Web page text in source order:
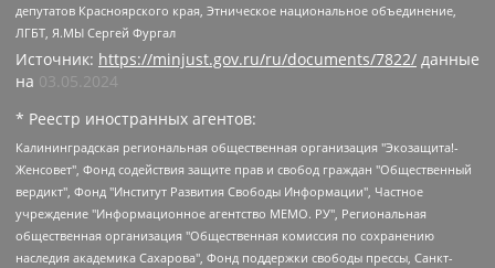
депутатов Красноярского края, Этническое национальное объединение,
ЛГБТ, Я.МЫ Сергей Фургал
Источник: https://minjust.gov.ru/ru/documents/7822/ данные
на 03.05.2024
* Реестр иностранных агентов:
Калининградская региональная общественная организация "Экозащита!-Женсовет", Фонд содействия защите прав и свобод граждан "Общественный вердикт", Фонд "Институт Развития Свободы Информации", Частное учреждение "Информационное агентство МЕМО. РУ", Региональная общественная организация "Общественная комиссия по сохранению наследия академика Сахарова", Фонд поддержки свободы прессы, Санкт-Петербургская общественная правозащитная организация "Гражданский контроль", Межрегиональная общественная организация "Информационно-просветительский центр "Мемориал", Региональный Фонд "Центр Защиты Прав Средств Массовой Информации", с 05.12.2023 Фонд "Центр Защиты Прав Средств массовой информации", Региональная общественная благотворительная организация помощи беженцам и мигрантам "Гражданское содействие", Негосударственное образовательное учреждение дополнительного профессионального образования (повышение квалификации) специалистов "АКАДЕМИЯ ПО ПРАВАМ ЧЕЛОВЕКА", Свердловская региональная общественная организация "Сутяжник", Автономная некоммерческая организация "Центр независимых социологических исследований", Союз общественных объединений "Российский исследовательский центр по правам человека", Региональное общественное учреждение научно-информационный центр "МЕМОРИАЛ", Некоммерческая организация "Фонд защиты гласности", Автономная некоммерческая организация "Институт прав человека", Городская общественная организация "Екатеринбургское общество "МЕМОРИАЛ", Городская общественная организация "Рязанское историко-просветительское и правозащитное общество "Мемориал" (Рязанский Мемориал), Челябинский региональный орган общественной самодеятельности – женское общественное объединение "Женщины Евразии", Челябинский региональный орган общественной самодеятельности "Уральская правозащитная группа", Фонд содействия защите здоровья и социальной справедливости имени Андрея Рылькова, Автономная Некоммерческая Организация "Аналитический Центр Юрия Левады", Автономная некоммерческая организация социальной поддержки населения "Проект Апрель", Региональная общественная организация помощи женщинам и детям, находящимся в кризисной ситуации "Информационно-методический центр "Анна", Фонд содействия развитию массовых коммуникаций и правовому просвещению "Так-так-Так", Фонд содействия устойчивому развитию "Серебряная тайга", Свердловский региональный общественный фонд социальных проектов "Новое время", "Idel.Реалии", Кавказ.Реалии, Крым.Реалии, Телеканал Настоящее Время, Татаро-башкирская служба Радио Свобода (Azatliq Radiosi), Радио Свободная Европа/Радио Свобода (PCE/PC), "Сибирь.Реалии", "Фактограф", Благотворительный фонд помощи осужденным и их семьям, Автономная некоммерческая организация "Институт глобализации и социальных движений", Фонд "В защиту прав заключенных", Частное учреждение "Центр поддержки и содействия развитию средств массовой информации", Пензенский региональный общественный благотворительный фонд "Гражданский союз", "Север.Реалии", Некоммерческая организация Фонд "Правовая инициатива", Общество с ограниченной ответственностью "Радио Свободная Европа/Радио Свобода", Чешское информационное агентство "MEDIUM-ORIENT", Красноярская региональная общественная организация "Мы против СПИДа", Камалягин Денис Николаевич, Маркелов Сергей Евгеньевич, Пономарев Лев Александрович, Савицкая Людмила Алексеевна, Автономная некоммерческая организация "Центр по работе с проблемой насилия "НАСИЛИЮ.НЕТ", Межрегиональный профессиональный союз работников здравоохранения "Альянс врачей", Юридическое лицо, зарегистрированное в Латвийской Республике, SIA "Medusa Project" (регистрационный номер 40103797863, дата регистрации 10.06.2014), Некоммерческая организация "Фонд по борьбе с коррупцией", Автономная некоммерческая организация "Институт права и публичной политики", Баданин Роман Сергеевич, Гликин Максим Александрович, Железнова Мария Михайловна, Лукьянова Юлия Сергеевна, Маетная Елизавета Витальевна, Маняхин Петр Борисович, Чуракова Ольга Владимировна, Ярош Юлия Петровна, Юридическое лицо "The Insider SIA", зарегистрированное в Риге, Латвийская Республика (дата регистрации 26.06.2015), являющееся администратором доменного имени интернет-издания "The Insider SIA", https://theins.ru, Постернак Алексей Евгеньевич, Рубин Михаил Аркадьевич, Анин Роман Александрович, Юридическое лицо Istories fonds, зарегистрированное в Латвийской Республике (регистрационный номер 50008295751, дата регистрации 24.02.2020), Великовский Дмитрий Александрович, Долинина Ирина Николаевна, Мароховская Алеся Алексеевна, Шлейнов Роман Юрьевич, Шмагун Олеся Валентиновна, Общество с ограниченной ответственностью "Альтаир 2021", Общество с ограниченной ответственностью "Вега 2021", Общество с ограниченной ответственностью "Главный редактор 2021", Общество с ограниченной ответственностью "Ромашки монолит", Важенков Артем Валерьевич, Ивановская областная общественная организация "Центр гендерных исследований", Гурман Юрий Альбертович, Медиапроект "ОВД-Инфо", Егоров Владимир Владимирович, Жилинский Владимир Александрович, Общество с ограниченной ответственностью "ЗП", Иванова София Юрьевна, Карезина Инна Павловна, Кильтау Екатерина Викторовна, Петров Алексей Викторович, Пискунов Сергей Евгеньевич, Смирнов Сергей Сергеевич, Тихонов Михаил Сергеевич, Общество с ограниченной ответственностью "ЖУРНАЛИСТ-ИНОСТРАННЫЙ АГЕНТ", Арапова Галина Юрьевна, Вольтская Татьяна Анатольевна, Американская компания "Mason G.E.S. Anonymous Foundation" (США), являющаяся владельцем интернет-издания https://mnews.world/, Компания "Stichting Bellingcat", зарегистрированная в Нидерландах (дата регистрации 11.07.2018), Захаров Андрей Вячеславович, Клепиковская Екатерина Дмитриевна, Общество с ограниченной ответственностью "МЕМО", Перл Роман Александрович, Симонов Евгений Алексеевич, Соловьева Елена Анатольевна, Сотников Даниил Владимирович, Сурначева Елизавета Дмитриевна, Автономная некоммерческая организация по защите прав человека и информированию населения "Якутия – Наше Мнение", Общество с ограниченной ответственностью "Москоу диджитал медиа", с 26.01.2023 Общество с ограниченной ответственностью "Чайка Белые сады", Ветошкина Валерия Валерьевна, Заговора Максим Александрович, Межрегиональное общественное движение "Российская ЛГБТ - сеть", Оленичев Максим Владимирович, Павлов Иван Юрьевич, Скворцова Елена Сергеевна, Общество с ограниченной ответственностью "Как бы инагент", Кочетков Игорь Викторович, Общество с ограниченной ответственностью "Честные выборы", Еланчик Олег Александрович, Общество с ограниченной ответственностью "Нобелевский призыв", Гималова Регина Эмилевна, Григорьев Андрей Валерьевич, Григорьева Алина Александровна, Ассоциация по содействию защите прав призывников, альтернативнослужащих и военнослужащих "Правозащитная группа "Гражданин.Армия.Право", Хисамова Регина Фаритовна, Автономная некоммерческая организация по реализации социально-правовых программ "Лилит", Дальневосточное общественное движение "Маяк", Санкт-Петербургская ЛГБТ-инициативная группа "Выход", Инициативная группа ЛГБТ+ "Реверс", Алексеев Андрей Викторович, Бекбулатова Таисия Львовна, Беляев Иван Михайлович, Владыкина Елена Сергеевна, Гельман Марат Александрович, Никульшина Вероника Юрьевна, Толоконникова Надежда Андреевна, Шендерович Виктор Анатольевич, Общество с ограниченной ответственностью "Данное сообщение", Общество с ограниченной ответственностью Издательский дом "Новая глава", Айнбиндер Александра Александровна, Московский комьюнити-центр для ЛГБТ+инициатив, Благотворительный фонд развития филантропии, Deutsche Welle (Германия, Kurt-Schumacher-Strasse 3, 53113 Bonn), Борзунова Мария Михайловна, Воробьев Виктор Викторович, Голубева Анна Львовна, Константинова Алла Михайловна, Малкова Ирина Владимировна, Мурадов Мурад Абдулгалимович, Осетинская Елизавета Николаевна, Понасенков Евгений Николаевич, Ганапольский Матвей Юрьевич, Киселев Евгений Алексеевич, Борухович Ирина Григорьевна, Дремин Иван Тимофеевич, Дубровский Дмитрий Викторович, Красноярская региональная общественная организация поддержки и развития альтернативных образовательных технологий и межкультурных коммуникаций "ИНТЕРРА", Маяковская Екатерина Алексеевна, Фейгин Марк Захарович, Филимонов Андрей Викторович, Дзугкоева Регина Николаевна, Доброхотов Роман Александрович, Дудь Юрий Александрович, Елкин Сергей Владимирович, Кругликов Кирилл Игоревич, Сабунаева Мария Леонидовна, Семенов Алексей Владимирович, Шаинян Карен Багратович, Шульман Екатерина Михайловна, Асафьев Артур Валерьевич, Вахштайн Виктор Семенович, Венедиктов Алексей Алексеевич, Лушникова Екатерина Евгеньевна, Волков Леонид Михайлович, Невзоров Александр Глебович, Пархоменко Сергей Борисович, Сироткин Ярослав Николаевич, Кара-Мурза Владимир Владимирович, Баранова Наталья Владимировна, Гозман Леонид Яковлевич, Кагарлицкий Борис Юльевич, Климарев Михаил Валерьевич, Милов Владимир Станиславович, Автономная некоммерческая организация Краснодарский центр современного искусства "Типография", Моргенштерн Алишер Тагирович, Соболь Любовь Эдуардовна, Общество с ограниченной ответственностью "ЛИЗА НОРМ", Каспаров Гарри Кимович, Ходорковский Михаил Борисович, Общество с ограниченной ответственностью "Апрельские тезисы", Данилович Ирина Брониславовна, Кашин Олег Владимирович, Петров Николай Владимирович, Пивоваров Алексей Владимирович, Соколов Михаил Владимирович, Цветкова Юлия Владимировна, Чичваркин Евгений Александрович, Комитет против пыток/Команда против пыток, Общество с ограниченной ответственностью "Первый научный", Общество с ограниченной ответственностью "Вертолет и ко", Белоцерковская Вероника Борисовна, Кац Максим Евгеньевич, Лазарева Татьяна Юрьевна, Шаведдинов Руслан Табризович, Яшин Илья Валерьевич, Общество с ограниченной ответственностью "Иноагент ААВ", Алешковский Дмитрий Петрович, Альбац Евгения Марковна, Быков Дмитрий Львович, Галямина Юлия Евгеньевна, Лойко Сергей Леонидович, Мартынов Кирилл Константинович, Медведев Сергей Александрович, Крашенинников Федор Геннадиевич, Гордеева Катерина Вл